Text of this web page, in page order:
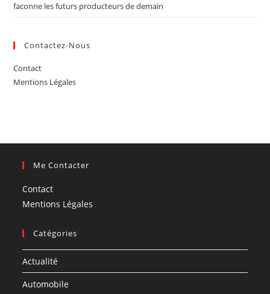
faconne les futurs producteurs de demain
Contactez-Nous
Contact
Mentions Légales
Me Contacter
Contact
Mentions Légales
Catégories
Actualité
Automobile